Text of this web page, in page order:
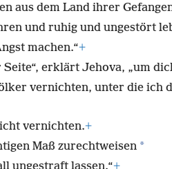
aus dem Land ihrer
und ruhig und ungestört
machen.“+
Seite“, erklärt Jehova, „um
vernichten, unter die ich
vernichten.+
Maß zurechtweisen *